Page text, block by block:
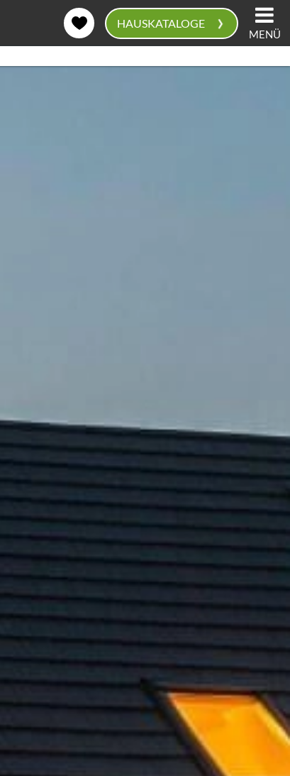
HAUSKATALOGE › MENÜ